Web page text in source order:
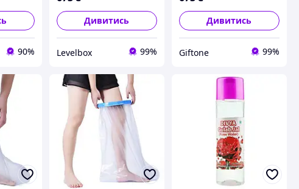
90%
Дивитись
Levelbox 99%
Дивитись
Giftone 99%